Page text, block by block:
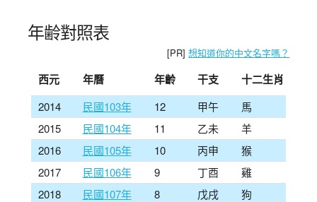
年齢對照表
[PR]想知道你的中文名字嗎？
西元 年曆 年齡 干支 十二生肖
2014 民國103年 12 甲午
馬
2015
民國104年 11 乙未
羊
2016
民國105年 10 丙申
猴
2017
民國106年 9 丁酉
雞
2018
民國107年 8 戊戌
狗